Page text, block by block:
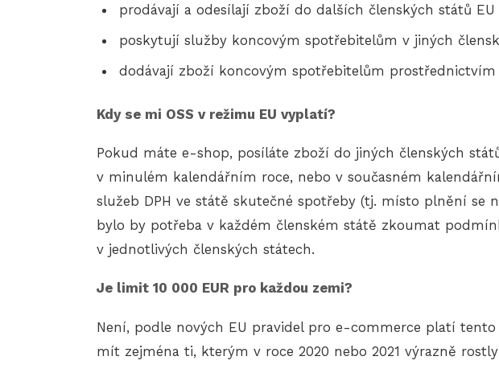
prodávají a odesílají zboží do dalších členských států
poskytují služby koncovým spotřebitelům v jiných
dodávají zboží koncovým spotřebitelům
Kdy se mi OSS v režimu EU vyplatí?
Pokud máte e-shop, posíláte zboží do jiných členských
v minulém kalendářním roce, nebo v současném
služeb DPH ve státě skutečné spotřeby (tj. místo plnění se
bylo by potřeba v každém členském státě zkoumat
v jednotlivých členských státech.
Je limit 10 000 EUR pro každou zemi?
Není, podle nových EU pravidel pro e-commerce platí
mít zejména ti, kterým v roce 2020 nebo 2021 výrazně